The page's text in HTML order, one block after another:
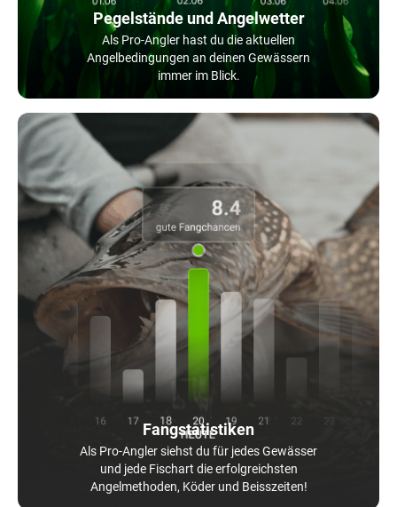
Pegelstände und Angelwetter
Als Pro-Angler hast du die aktuellen
Angelbedingungen an deinen Gewässern
immer im Blick.
Fangstatistiken
Als Pro-Angler siehst du für jedes Gewässer
und jede Fischart die erfolgreichsten
Angelmethoden, Köder und Beisszeiten!